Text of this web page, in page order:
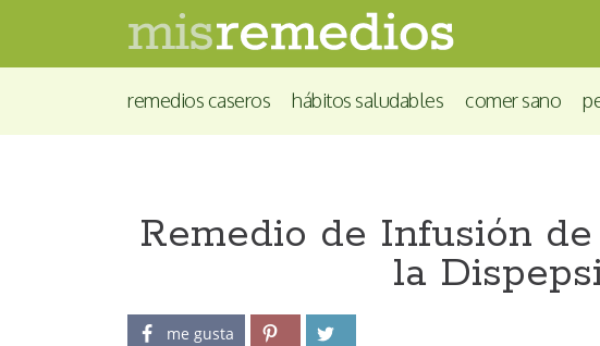
remedios caseros hábitos saludables comer sano
Remedio de Infusión
la
me gusta